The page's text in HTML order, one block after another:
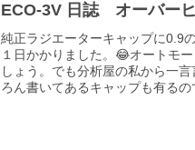
ECO-3V 日誌 オーバー
純正ラジエーターキャップに0.9
１日かかりました。😂オートモ
しょう。でも分析屋の私から一
ろん書いてあるキャップも有るの